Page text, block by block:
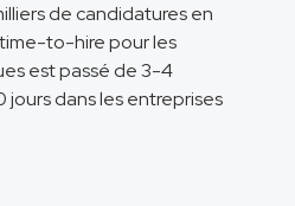
de candidatures en
to-hire pour les
est passé de 3-4
jours dans les entreprises